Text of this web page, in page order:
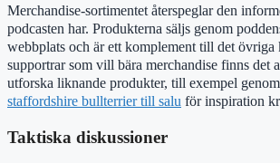
Merchandise-sortimentet återspeglar den
podcasten har. Produkterna säljs genom
webbplats och är ett komplement till det övriga
supportrar som vill bära merchandise finns det
utforska liknande produkter, till exempel
staffordshire bullterrier till salu för inspiration
Taktiska diskussioner